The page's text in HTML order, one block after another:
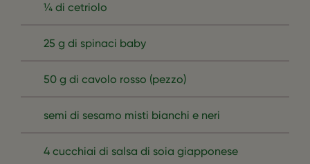
¼ di cetriolo
25 g di spinaci baby
50 g di cavolo rosso (pezzo)
semi di sesamo misti bianchi e neri
4 cucchiai di salsa di soia giapponese